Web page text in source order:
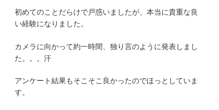
初めてのことだらけで戸惑いましたが、本当に貴重な良
い経験になりました。
カメラに向かって約一時間、独り言のように発表しまし
た。。。汗
アンケート結果もそこそこ良かったのでほっとしていま
す。